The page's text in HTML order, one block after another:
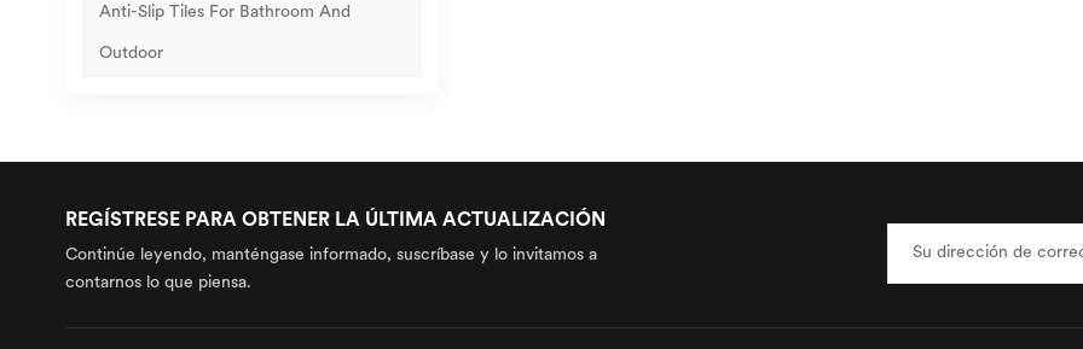
Anti-Slip Tiles For Bathroom And
Outdoor
REGÍSTRESE PARA OBTENER LA ÚLTIMA ACTUALIZACIÓN
Continúe leyendo, manténgase informado, suscríbase y lo invitamos a
contarnos lo que piensa.